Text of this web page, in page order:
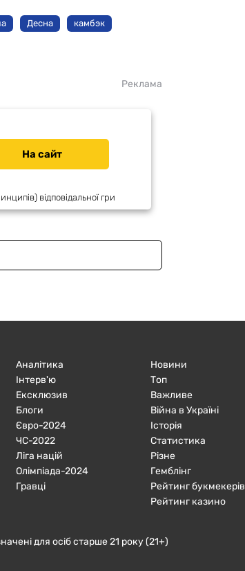
Десна камбэк
Реклама
На сайт
відповідальної гри
Аналітика
Інтерв'ю
Ексклюзив
Блоги
Євро-2024
ЧC-2022
Ліга націй
Олімпіада-2024
Гравці
Новини
Топ
Важливе
Війна в Україні
Історія
Статистика
Різне
Гемблінг
Рейтинг букмекерів
Рейтинг казино
для осіб старше 21 року (21+)